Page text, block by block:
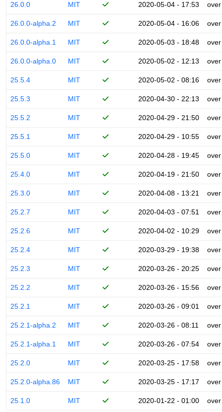
26.0.0 MIT 2020-05-04 - 17:53
26.0.0-alpha.2 MIT 2020-05-04 - 16:06
26.0.0-alpha.1 MIT 2020-05-03 - 18:48
26.0.0-alpha.0 MIT 2020-05-02 - 12:13
25.5.4 MIT 2020-05-02 - 08:16
25.5.3 MIT 2020-04-30 - 22:13
25.5.2 MIT 2020-04-29 - 21:50
25.5.1 MIT 2020-04-29 - 10:55
25.5.0 MIT 2020-04-28 - 19:45
25.4.0 MIT 2020-04-19 - 21:50
25.3.0 MIT 2020-04-08 - 13:21
25.2.7 MIT 2020-04-03 - 07:51
25.2.6 MIT 2020-04-02 - 10:29
25.2.4 MIT 2020-03-29 - 19:38
25.2.3 MIT 2020-03-26 - 20:25
25.2.2 MIT 2020-03-26 - 15:56
25.2.1 MIT 2020-03-26 - 09:01
25.2.1-alpha.2 MIT 2020-03-26 - 08:11
25.2.1-alpha.1 MIT 2020-03-26 - 07:54
25.2.0 MIT 2020-03-25 - 17:58
25.2.0-alpha.86 MIT 2020-03-25 - 17:17
25.1.0 MIT 2020-01-22 - 01:00